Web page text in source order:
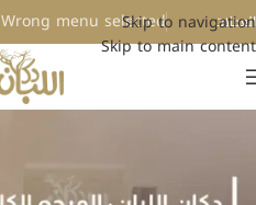
Skip to navigation
Skip to main content
العملات Wrong menu selected